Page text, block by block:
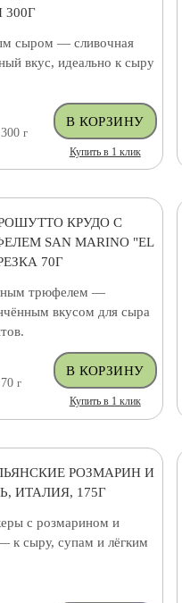
300Г
сыром — сливочная
вкус, идеально к сыру
г
Купить в 1 клик
КРУДО С
SAN MARINO "EL
70Г
трюфелем —
вкусом для сыра
г
Купить в 1 клик
РОЗМАРИН И
ИТАЛИЯ, 175Г
с розмарином и
к сыру, супам и лёгким